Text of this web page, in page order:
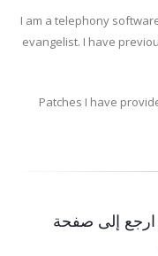
I am a telephony
evangelist. I have
Patches I have
إلى صفحة